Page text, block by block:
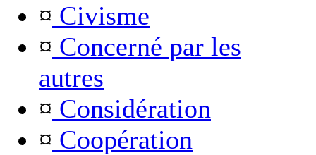
¤ Civisme
¤ Concerné par les
autres
¤ Considération
¤ Coopération